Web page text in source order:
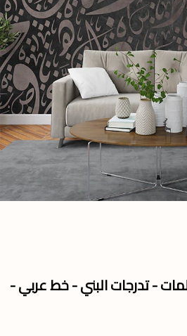
- تدرجات البني - خط عربي -